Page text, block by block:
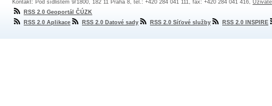
Kontakt: Pod sídlištěm 9/1800, 182 11 Praha 8, tel.: +420 284 041 111, fax: +420 284 041 416,
RSS 2.0 Geoportál ČÚZK
RSS 2.0 Aplikace
RSS 2.0 Datové sady RSS 2.0 Síťové služby RSS 2.0 INSPIRE